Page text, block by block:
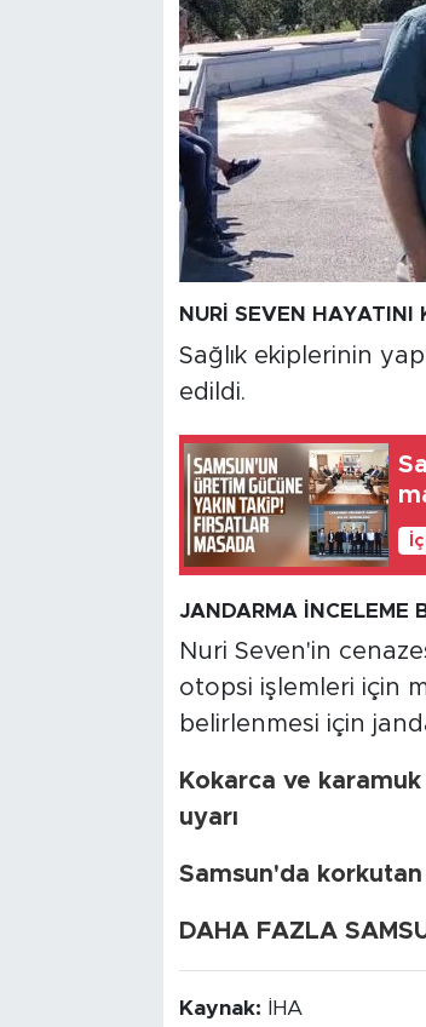
NURİ SEVEN HAYATINI
Sağlık ekiplerinin
edildi.
JANDARMA İNCELEME
Nuri Seven'in
otopsi işlemleri için
belirlenmesi için
Kokarca ve karamuk
uyarı
Samsun'da korkutan
DAHA FAZLA
Kaynak: İHA